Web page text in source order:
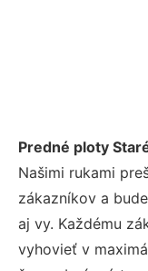
Predné ploty
Našimi rukami
zákazníkov a
aj vy. Každému
vyhovieť v